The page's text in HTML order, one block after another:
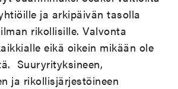
ja arkipäivän tasolla
rikollisille. Valvonta
eikä oikein mikään ole
Suuryrityksineen,
ja rikollisjärjestöineen